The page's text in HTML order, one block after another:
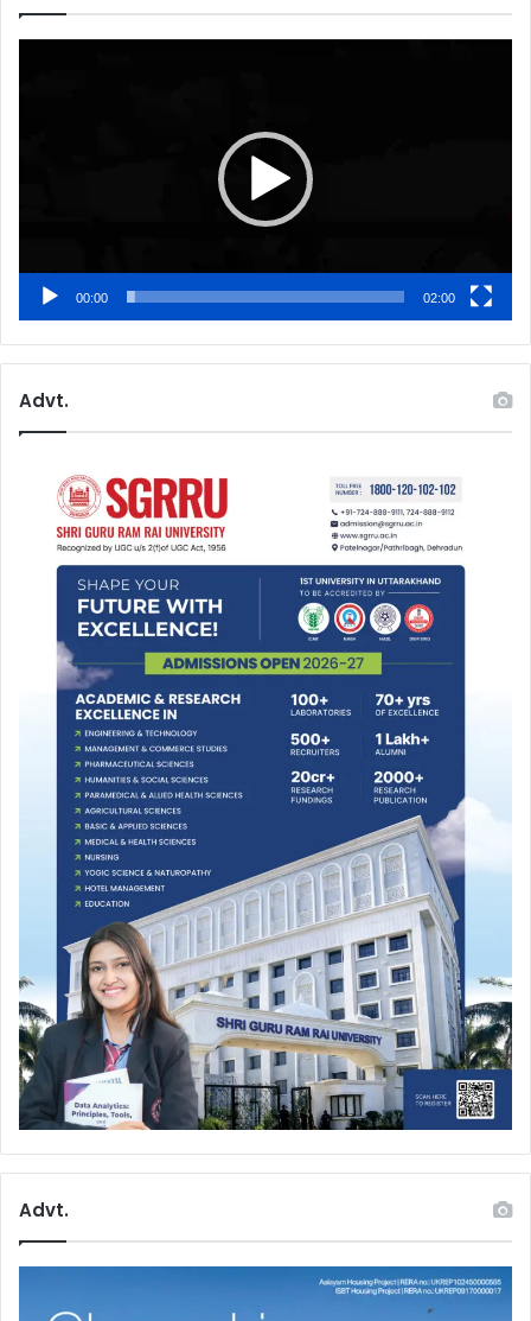
00:00 02:00
Advt.
Advt.